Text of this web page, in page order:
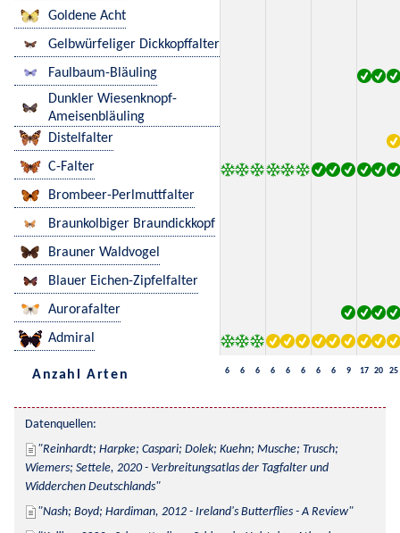
Goldene Acht
Gelbwürfeliger Dickkopffalter
Faulbaum-Bläuling
Dunkler Wiesenknopf-
Ameisenbläuling
Distelfalter
C-Falter
Brombeer-Perlmuttfalter
Braunkolbiger Braundickkopf
Brauner Waldvogel
Blauer Eichen-Zipfelfalter
Aurorafalter
Admiral
Anzahl Arten 6 6 6 6 6 6 6 6 9 17 20 25
Datenquellen:
Reinhardt; Harpke; Caspari; Dolek; Kuehn; Musche; Trusch;
Wiemers; Settele, 2020 - Verbreitungsatlas der Tagfalter und
Widderchen Deutschlands
Nash; Boyd; Hardiman, 2012 - Ireland's Butterflies - A Review